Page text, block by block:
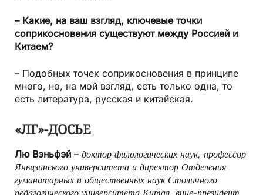
– Какие, на ваш взгляд, ключевые точки
соприкосновения существуют между Россией и
Китаем?
– Подобных точек соприкосновения в принципе
много, но, на мой взгляд, есть только одна, то
есть литература, русская и китайская.
«ЛГ»-ДОСЬЕ
Лю Вэньфэй – доктор филологических наук, профессор
Яньцзинского университета и директор Отделения
гуманитарных и общественных наук Столичного
педагогического университета Китая, вице-президент